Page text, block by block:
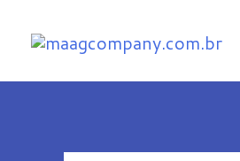
para
o